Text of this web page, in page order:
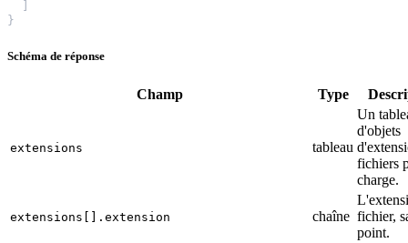
}
Schéma de réponse
Champ Type
extensions tableau
Un
d'objets
fichiers
charge.
extensions[].extension chaîne fichier,
point.